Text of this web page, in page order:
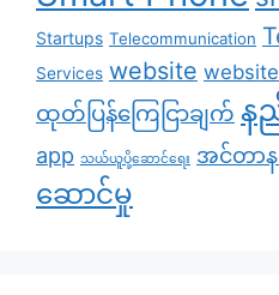
Startups Telecommunication
Services website
ထုတ်ပြန်ကြေငြာချက် န
app သယ်ယူပို့ဆောင်ရေး အင်တာ
ဆောင်မှု